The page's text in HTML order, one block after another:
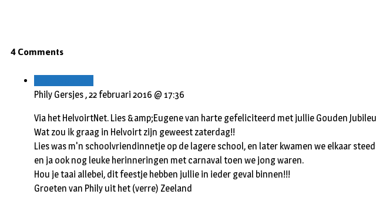
4 Comments
Phily Gersjes ,22 februari 2016 @ 17:36
Via het HelvoirtNet. Lies &amp;Eugene van harte gefeliciteerd met jullie Gouden
Wat zou ik graag in Helvoirt zijn geweest zaterdag!!
Lies was m'n schoolvriendinnetje op de lagere school, en later kwamen we elkaar
en ja ook nog leuke herinneringen met carnaval toen we jong waren.
Hou je taai allebei, dit feestje hebben jullie in ieder geval binnen!!!
Groeten van Phily uit het (verre) Zeeland